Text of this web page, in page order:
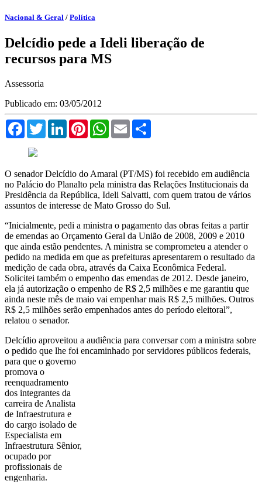
Nacional & Geral / Política
Delcídio pede a Ideli liberação de
recursos para MS
Assessoria
Publicado em: 03/05/2012
FacebookTwitterLinkedInPinterestWhatsApp
Email
O senador Delcídio do Amaral (PT/MS) foi recebido em audiência
no Palácio do Planalto pela ministra das Relações Institucionais da
Presidência da República, Ideli Salvatti, com quem tratou de vários
assuntos de interesse de Mato Grosso do Sul.
“Inicialmente, pedi a ministra o pagamento das obras feitas a partir
de emendas ao Orçamento Geral da União de 2008, 2009 e 2010
que ainda estão pendentes. A ministra se comprometeu a atender o
pedido na medida em que as prefeituras apresentarem o resultado da
medição de cada obra, através da Caixa Econômica Federal.
Solicitei também o empenho das emendas de 2012. Desde janeiro,
ela já autorização o empenho de R$ 2,5 milhões e me garantiu que
ainda neste mês de maio vai empenhar mais R$ 2,5 milhões. Outros
R$ 2,5 milhões serão empenhados antes do período eleitoral”,
relatou o senador.
Delcídio aproveitou a audiência para conversar com a ministra sobre
o pedido que lhe foi encaminhado por servidores públicos federais,
para que o governo
promova o
reenquadramento
dos integrantes da
carreira de Analista
de Infraestrutura e
do cargo isolado de
Especialista em
Infraestrutura Sênior,
ocupado por
profissionais de
engenharia.